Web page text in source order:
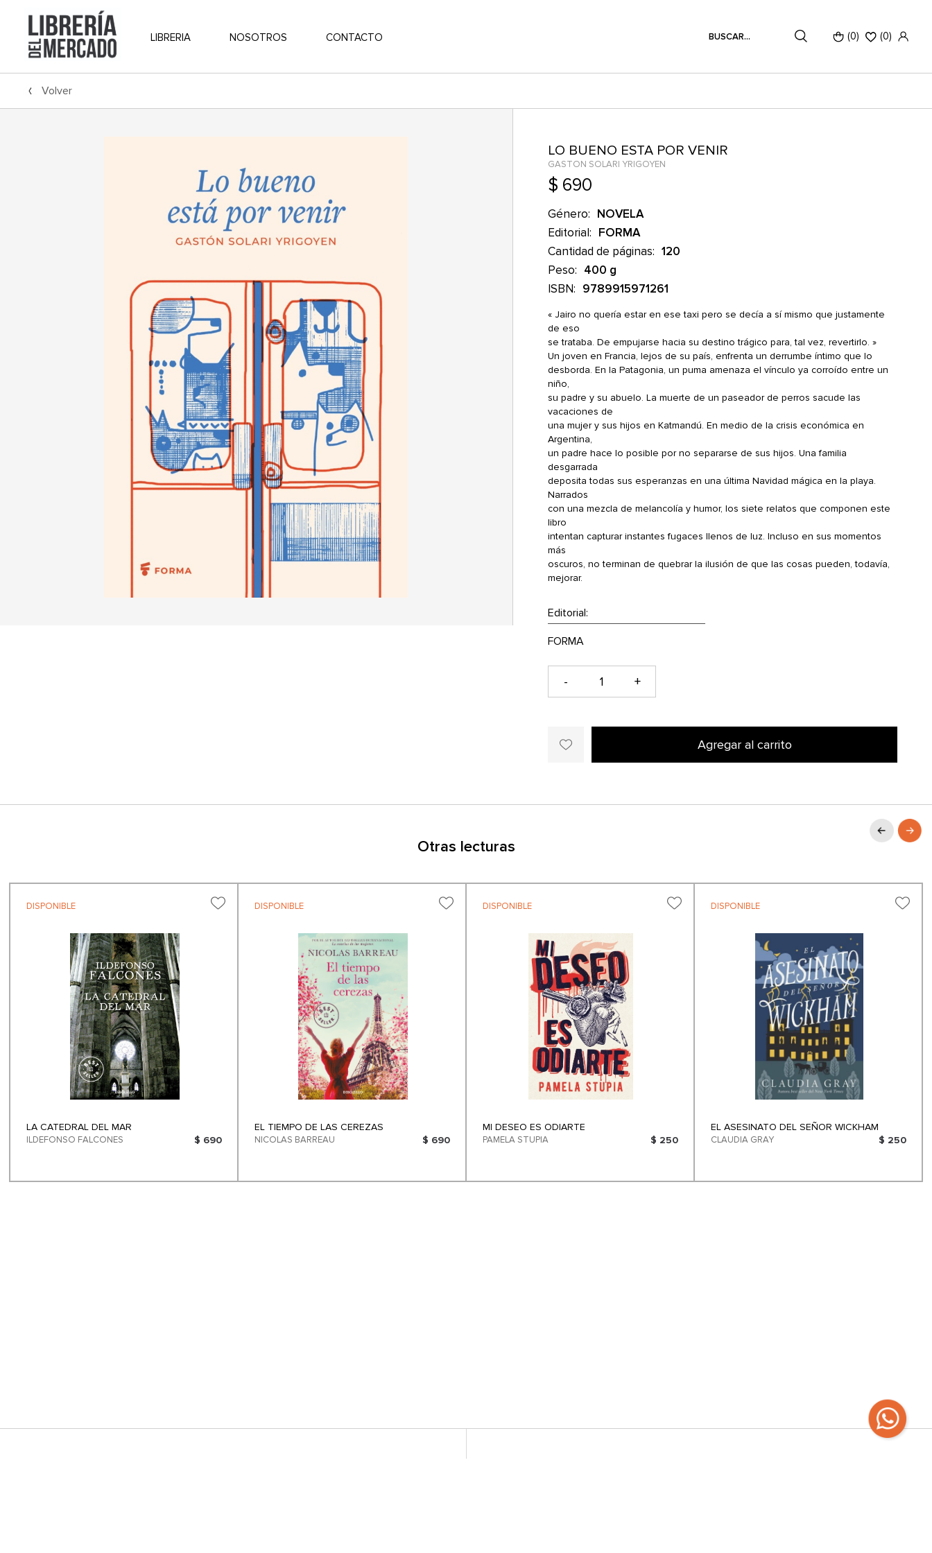
LIBRERIA NOSOTROS CONTACTO (0) (0)
Volver
LO BUENO ESTA POR VENIR
GASTON SOLARI YRIGOYEN
$ 690
Género: NOVELA
Editorial: FORMA
Cantidad de páginas: 120
Peso: 400 g
ISBN: 9789915971261
« Jairo no quería estar en ese taxi pero se decía a sí mismo que justamente
de eso
se trataba. De empujarse hacia su destino trágico para, tal vez, revertirlo. »
Un joven en Francia, lejos de su país, enfrenta un derrumbe íntimo que lo
desborda. En la Patagonia, un puma amenaza el vínculo ya corroído entre un
niño,
su padre y su abuelo. La muerte de un paseador de perros sacude las
vacaciones de
una mujer y sus hijos en Katmandú. En medio de la crisis económica en
Argentina,
un padre hace lo posible por no separarse de sus hijos. Una familia
desgarrada
deposita todas sus esperanzas en una última Navidad mágica en la playa.
Narrados
con una mezcla de melancolía y humor, los siete relatos que componen este
libro
intentan capturar instantes fugaces llenos de luz. Incluso en sus momentos
más
oscuros, no terminan de quebrar la ilusión de que las cosas pueden, todavía,
mejorar.
Editorial:
- +
Agregar al carrito
Otras lecturas
DISPONIBLE
LA CATEDRAL DEL MAR
ILDEFONSO FALCONES $ 690
DISPONIBLE
EL TIEMPO DE LAS CEREZAS
NICOLAS BARREAU $ 690
DISPONIBLE
MI DESEO ES ODIARTE
PAMELA STUPIA $ 250
DISPONIBLE
EL ASESINATO DEL SEÑOR WICKHAM
CLAUDIA GRAY $ 250